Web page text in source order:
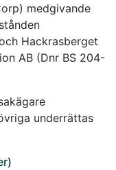
medgivande
Hackrasberget
AB (Dnr BS 204-
underrättas